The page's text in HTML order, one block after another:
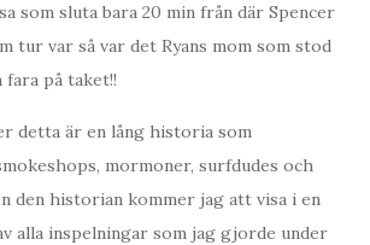
som sluta bara 20 min från där Spencer
tur var så var det Ryans mom som stod
fara på taket!!
detta är en lång historia som
mormoner, surfdudes och
den historian kommer jag att visa i en
alla inspelningar som jag gjorde under